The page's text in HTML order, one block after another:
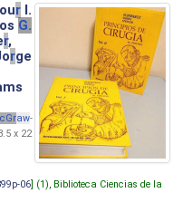
r I.
G.
r,
rge
cGraw-
x 22
06 ] (1), Biblioteca Ciencias de la